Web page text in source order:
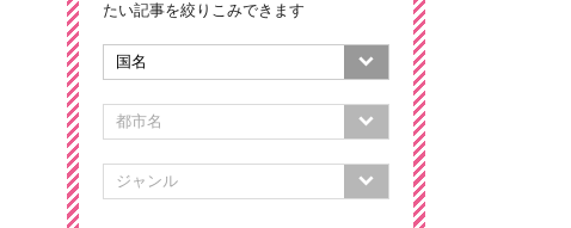
たい記事を絞りこみできます